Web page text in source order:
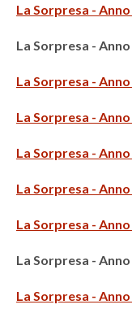
La Sorpresa -
La Sorpresa - Anno
La Sorpresa -
La Sorpresa -
La Sorpresa -
La Sorpresa -
La Sorpresa -
La Sorpresa - Anno
La Sorpresa -